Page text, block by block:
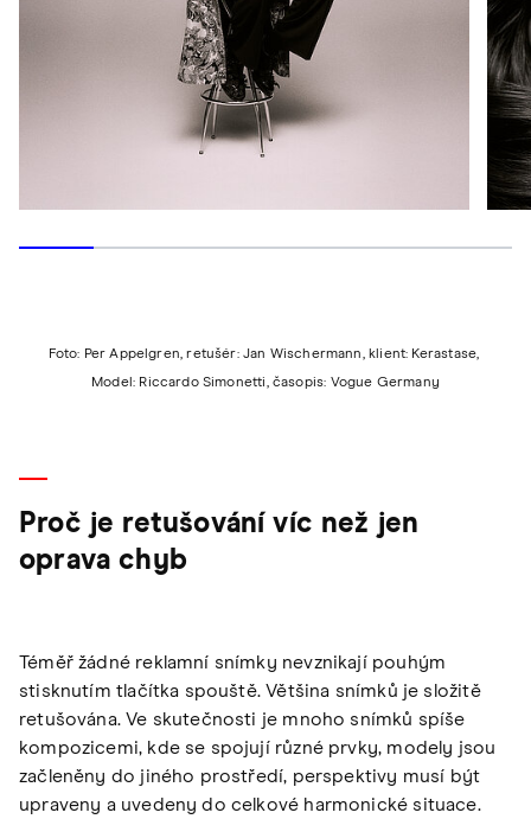
Foto: Per Appelgren, retušér: Jan Wischermann, klient: Kerastase,
Model: Riccardo Simonetti, časopis: Vogue Germany
Proč je retušování víc než jen
oprava chyb
Téměř žádné reklamní snímky nevznikají pouhým
stisknutím tlačítka spouště. Většina snímků je složitě
retušována. Ve skutečnosti je mnoho snímků spíše
kompozicemi, kde se spojují různé prvky, modely jsou
začleněny do jiného prostředí, perspektivy musí být
upraveny a uvedeny do celkové harmonické situace.